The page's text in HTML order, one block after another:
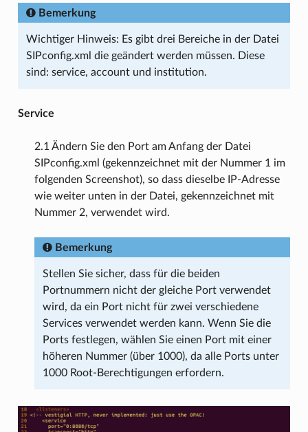
Bemerkung
Wichtiger Hinweis: Es gibt drei Bereiche in der Datei
SIPconfig.xml die geändert werden müssen. Diese
sind: service, account und institution.
Service
2.1 Ändern Sie den Port am Anfang der Datei
SIPconfig.xml (gekennzeichnet mit der Nummer 1 im
folgenden Screenshot), so dass dieselbe IP-Adresse
wie weiter unten in der Datei, gekennzeichnet mit
Nummer 2, verwendet wird.
Bemerkung
Stellen Sie sicher, dass für die beiden
Portnummern nicht der gleiche Port verwendet
wird, da ein Port nicht für zwei verschiedene
Services verwendet werden kann. Wenn Sie die
Ports festlegen, wählen Sie einen Port mit einer
höheren Nummer (über 1000), da alle Ports unter
1000 Root-Berechtigungen erfordern.